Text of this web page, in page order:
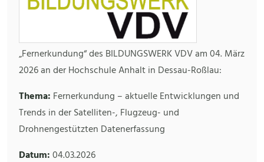
„Fernerkundung“ des BILDUNGSWERK VDV am 04. März
2026 an der Hochschule Anhalt in Dessau-Roßlau:
Thema: Fernerkundung – aktuelle Entwicklungen und
Trends in der Satelliten-, Flugzeug- und
Drohnengestützten Datenerfassung
Datum:04.03.2026